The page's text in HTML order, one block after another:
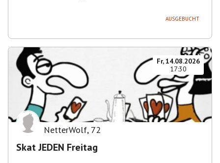
AUSGEBUCHT
Fr, 14.08.2026
17:30
NetterWolf, 72
Skat JEDEN Freitag